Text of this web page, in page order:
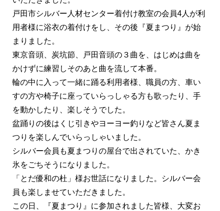
戸田市シルバー人材センター着付け教室の会員4人が利
用者様に浴衣の着付けをし、その後『夏まつり』が始
まりました。
東京音頭、炭坑節、戸田音頭の３曲を、はじめは曲を
かけずに練習しそのあと曲を流して本番。
輪の中に入って一緒に踊る利用者様、職員の方、車い
すの方や椅子に座っていらっしゃる方も歌ったり、手
を動かしたり、楽しそうでした。
盆踊りの後はくじ引きやヨーヨー釣りなど皆さん夏ま
つりを楽しんでいらっしゃいました。
シルバー会員も夏まつりの屋台で出されていた、かき
氷をごちそうになりました。
「とだ優和の杜」様お世話になりました。シルバー会
員も楽しませていただきました。
この日、『夏まつり』に参加されました皆様、大変お